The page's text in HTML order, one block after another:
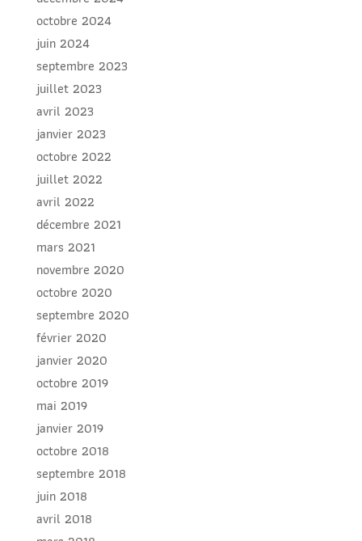
octobre 2024
juin 2024
septembre 2023
juillet 2023
avril 2023
janvier 2023
octobre 2022
juillet 2022
avril 2022
décembre 2021
mars 2021
novembre 2020
octobre 2020
septembre 2020
février 2020
janvier 2020
octobre 2019
mai 2019
janvier 2019
octobre 2018
septembre 2018
juin 2018
avril 2018